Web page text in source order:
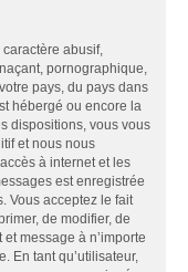
abusif,
pornographique,
pays, du pays dans
hébergé ou encore la
dispositions, vous vous
et nous nous
à internet et les
est enregistrée
Vous acceptez le fait
de modifier, de
message à n’importe
En tant qu’utilisateur,